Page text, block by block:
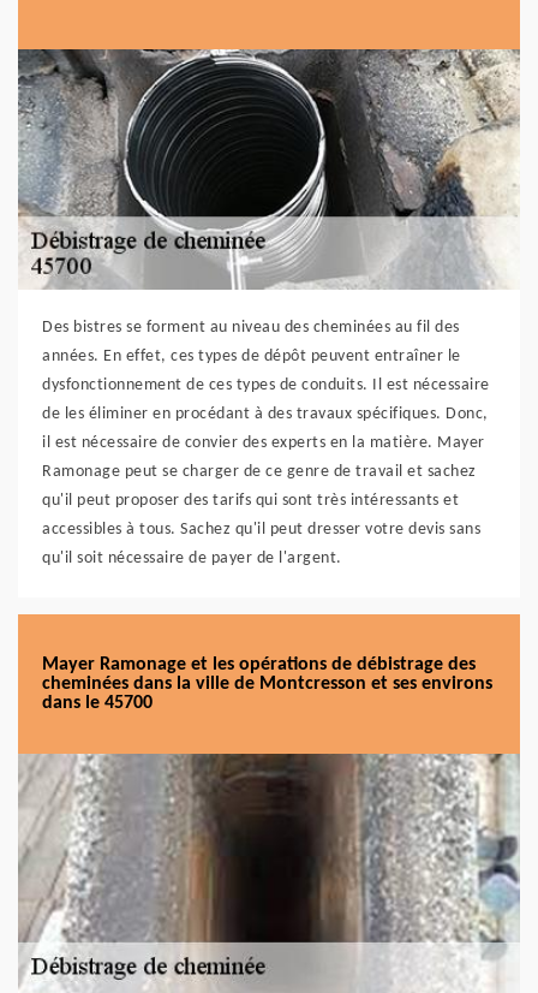
Des bistres se forment au niveau des cheminées au fil des
années. En effet, ces types de dépôt peuvent entraîner le
dysfonctionnement de ces types de conduits. Il est nécessaire
de les éliminer en procédant à des travaux spécifiques. Donc,
il est nécessaire de convier des experts en la matière. Mayer
Ramonage peut se charger de ce genre de travail et sachez
qu'il peut proposer des tarifs qui sont très intéressants et
accessibles à tous. Sachez qu'il peut dresser votre devis sans
qu'il soit nécessaire de payer de l'argent.
Mayer Ramonage et les opérations de débistrage des
cheminées dans la ville de Montcresson et ses environs
dans le 45700